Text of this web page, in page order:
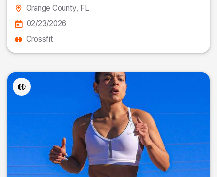
Orange County, FL
02/23/2026
Crossfit